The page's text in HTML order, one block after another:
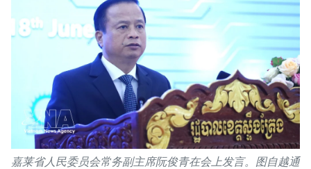
嘉莱省人民委员会常务副主席阮俊青在会上发言。图自越通